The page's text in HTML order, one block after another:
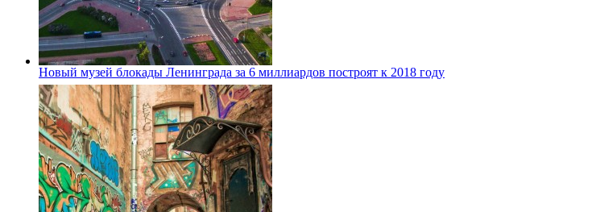
Новый музей блокады Ленинграда за 6 миллиардов построят к 2018 году